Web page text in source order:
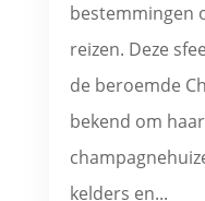
bestemmingen
reizen. Deze
de beroemde
bekend om
kelders en...